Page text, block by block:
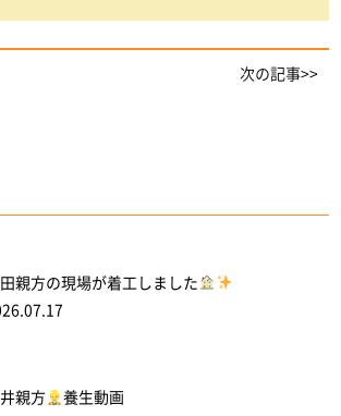
次の記事>>
親方の現場が着工しました
親方
養生動画